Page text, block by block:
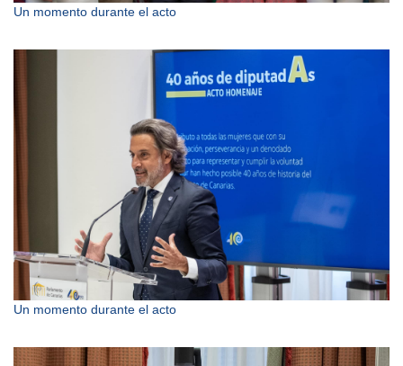
Un momento durante el acto
Un momento durante el acto